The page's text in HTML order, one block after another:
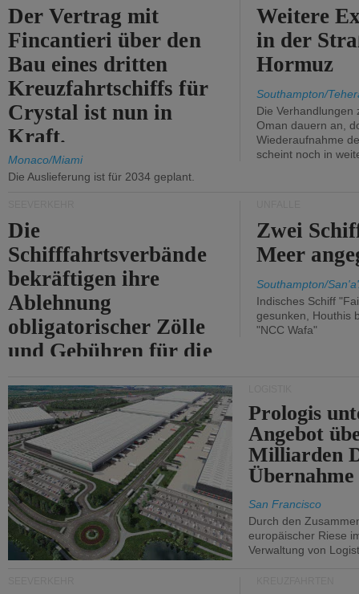
Der Vertrag mit
Fincantieri über den
Bau eines dritten
Kreuzfahrtschiffs für
Crystal ist nun in
Kraft.
Monaco/Miami
Die Auslieferung ist für 2034 geplant.
Weitere
in der
Hormuz
Southampton/
Die Verhandlungen
Oman dauern an,
Wiederaufnahme
scheint noch in
Die
Schifffahrtsverbände
bekräftigen ihre
Ablehnung
obligatorischer Zölle
und Gebühren für die
von Hormuz.
Zwei
Meer
Southampton/
Indisches Schiff
gesunken, Houthis
"NCC Wafa"
Prologis
Angebot
Milliarden
Übernahme
San Francisco
Durch den
europäischer Riese
Verwaltung von